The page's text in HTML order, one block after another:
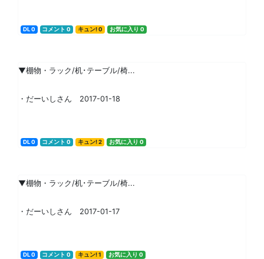
DL 0 コメント 0 キュン! 0 お気に入り 0
▼棚物・ラック/机･テーブル/椅...
・だーいしさん 2017-01-18
DL 0 コメント 0 キュン! 2 お気に入り 0
▼棚物・ラック/机･テーブル/椅...
・だーいしさん 2017-01-17
DL 0 コメント 0 キュン! 1 お気に入り 0